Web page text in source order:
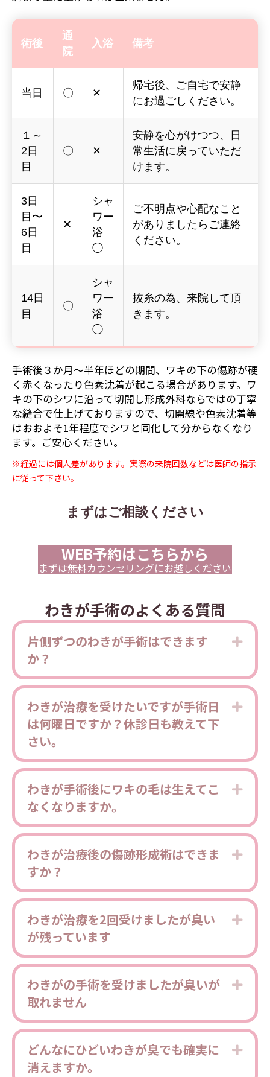
術後
通
院
入浴 備考
当日 〇 ✕
帰宅後、ご自宅で安静
にお過ごしください。
１～
2日
目
〇 ✕
安静を心がけつつ、日
常生活に戻っていただ
けます。
3日
目〜
6日
目
✕
シャ
ワー
浴
◯
ご不明点や心配なこと
がありましたらご連絡
ください。
14日
目
〇
シャ
ワー
浴
◯
抜糸の為、来院して頂
きます。
手術後３か月～半年ほどの期間、ワキの下の傷跡が硬
く赤くなったり色素沈着が起こる場合があります。ワ
キの下のシワに沿って切開し形成外科ならではの丁寧
な縫合で仕上げておりますので、切開線や色素沈着等
はおおよそ1年程度でシワと同化して分からなくなり
ます。ご安心ください。
※経過には個人差があります。実際の来院回数などは医師の指示
に従って下さい。
まずはご相談ください
WEB予約はこちらから
まずは無料カウンセリングにお越しください
わきが手術のよくある質問
片側ずつのわきが手術はできます
か？
わきが治療を受けたいですが手術日
は何曜日ですか？休診日も教えて下
さい。
わきが手術後にワキの毛は生えてこ
なくなりますか。
わきが治療後の傷跡形成術はできま
すか？
わきが治療を2回受けましたが臭い
が残っています
わきがの手術を受けましたが臭いが
取れません
どんなにひどいわきが臭でも確実に
消えますか。